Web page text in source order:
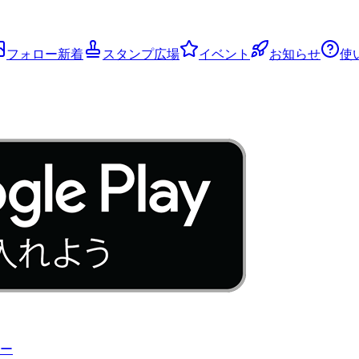
フォロー新着 スタンプ広場 イベント お知らせ 使